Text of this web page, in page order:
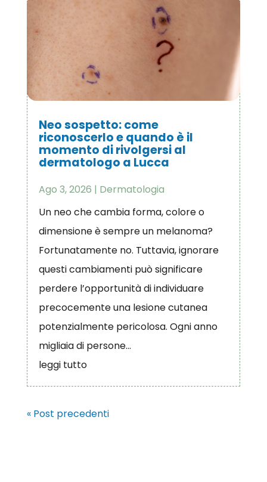
Neo sospetto: come
riconoscerlo e quando è il
momento di rivolgersi al
dermatologo a Lucca
Ago 3, 2026 | Dermatologia
Un neo che cambia forma, colore o
dimensione è sempre un melanoma?
Fortunatamente no. Tuttavia, ignorare
questi cambiamenti può significare
perdere l’opportunità di individuare
precocemente una lesione cutanea
potenzialmente pericolosa. Ogni anno
migliaia di persone...
leggi tutto
« Post precedenti